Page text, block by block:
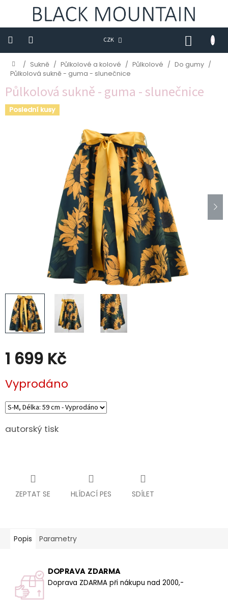
CZK
KOŠÍK
Novinky
M
Trička
Slevy
Domů
/ Sukně / Půlkolové a kolové / Půlkolové / Do gumy /
Půlkolová sukně - guma - slunečnice
Půlkolová sukně - guma - slunečnice
Poslední kusy
1 699 Kč
cena:
Vyprodáno
autorský tisk
ZEPTAT SE HLÍDACÍ PES SDÍLET
Popis Parametry
DOPRAVA ZDARMA
Doprava ZDARMA při nákupu nad 2000,-